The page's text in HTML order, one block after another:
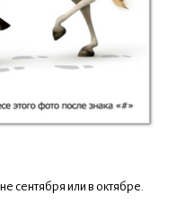
сентября или в октябре.